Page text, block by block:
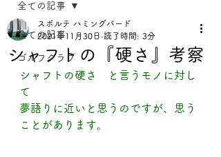
全ての記事
ゴルフクラブ
全ての記事
シャフトの『硬さ』考察
スポルテ ハミングバード
2021年11月30日 読了時間: 3分
シャフトの硬さ　と言うモノに対し
て
夢語りに近いと思うのですが、思う
ことがあります。